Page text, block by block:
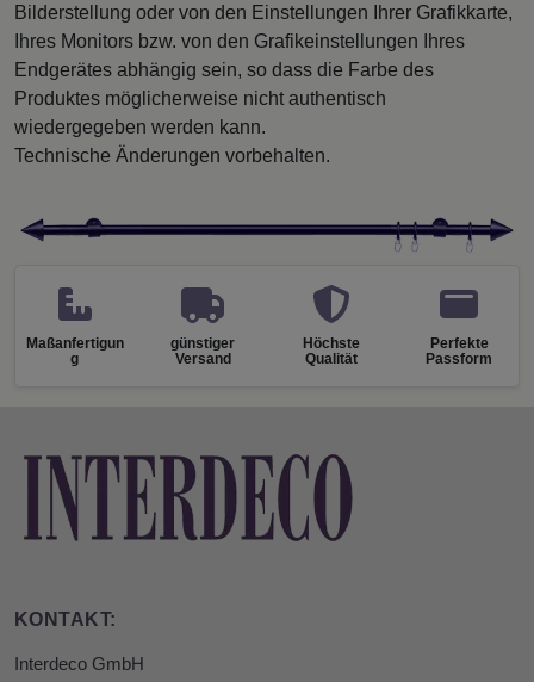
Bilderstellung oder von den Einstellungen Ihrer Grafikkarte,
Ihres Monitors bzw. von den Grafikeinstellungen Ihres
Endgerätes abhängig sein, so dass die Farbe des
Produktes möglicherweise nicht authentisch
wiedergegeben werden kann.
Technische Änderungen vorbehalten.
Maßanfertigun
g
günstiger
Versand
Höchste
Qualität
Perfekte
Passform
KONTAKT:
Interdeco GmbH